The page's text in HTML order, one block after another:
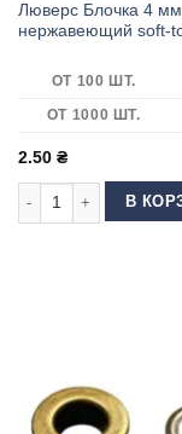
Люверс Блочка 4 мм
нержавеющий soft-
ОТ 100 ШТ.
ОТ 1000 ШТ.
2.50 ₴
Количество товара
В